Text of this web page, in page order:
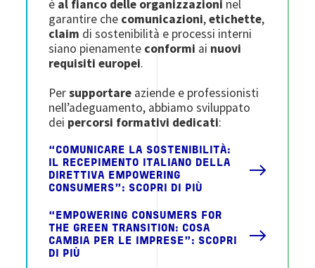
è al fianco delle organizzazioni nel
garantire che comunicazioni,etichette,
claim di sostenibilità e processi interni
siano pienamente conformi ai nuovi
requisiti europei.
Persupportare aziende e professionisti
nell’adeguamento, abbiamo sviluppato
dei percorsi formativi dedicati:
“COMUNICARE LA SOSTENIBILITÀ:
IL RECEPIMENTO ITALIANO DELLA
DIRETTIVA EMPOWERING
CONSUMERS”: SCOPRI DI PIÙ
“EMPOWERING CONSUMERS FOR
THE GREEN TRANSITION: COSA
CAMBIA PER LE IMPRESE”: SCOPRI
DI PIÙ